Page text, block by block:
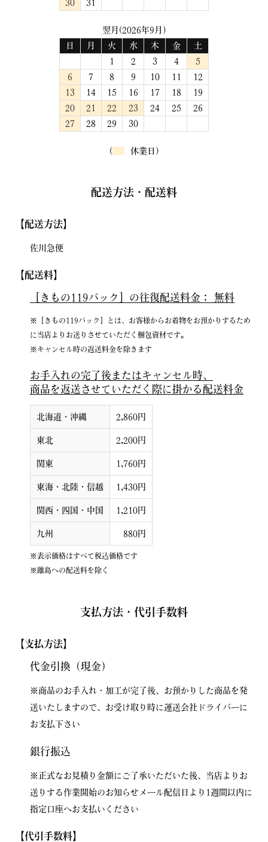
30 31
翌月(2026年9月)
日
月 火 水 木 金
土
1
2 3 4
5
6
7 8 9 10 11
12
13
14 15 16 17 18
19
20
21 22 23 24 25
26
27
28 29 30
( 休業日)
配送方法・配送料
【配送方法】
佐川急便
【配送料】
［きもの119パック］の往復配送料金： 無料
※［きもの119パック］とは、お客様からお着物をお預かりするため
に当店よりお送りさせていただく梱包資材です。
※キャンセル時の返送料金を除きます
お手入れの完了後またはキャンセル時、
商品を返送させていただく際に掛かる配送料金
北海道・沖縄 2,860円
東北 2,200円
関東 1,760円
東海・北陸・信越 1,430円
関西・四国・中国 1,210円
九州 880円
※表示価格はすべて税込価格です
※離島への配送料を除く
支払方法・代引手数料
【支払方法】
代金引換（現金）
※商品のお手入れ・加工が完了後、お預かりした商品を発
送いたしますので、お受け取り時に運送会社ドライバーに
お支払下さい
銀行振込
※正式なお見積り金額にご了承いただいた後、当店よりお
送りする作業開始のお知らせメール配信日より1週間以内に
指定口座へお支払いください
【代引手数料】